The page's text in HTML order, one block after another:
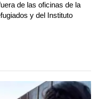
de las oficinas de la
y del Instituto